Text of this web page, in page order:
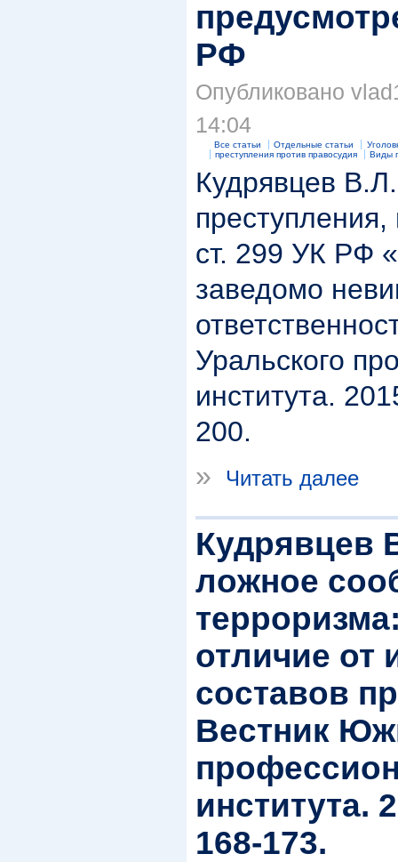
РФ
Опубликовано
14:04
Все статьи Отдельные статьи
преступления против правосудия
Виды
Кудрявцев
ст. 299 УК РФ
заведомо
Уральского
института.
200.
»
Читать далее
Кудрявцев
ложное
отличие
составов
Вестник
института.
168-173.